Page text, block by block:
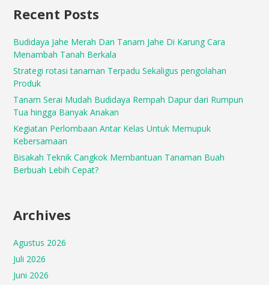
Recent Posts
Budidaya Jahe Merah Dan Tanam Jahe Di Karung Cara
Menambah Tanah Berkala
Strategi rotasi tanaman Terpadu Sekaligus pengolahan
Produk
Tanam Serai Mudah Budidaya Rempah Dapur dari Rumpun
Tua hingga Banyak Anakan
Kegiatan Perlombaan Antar Kelas Untuk Memupuk
Kebersamaan
Bisakah Teknik Cangkok Membantuan Tanaman Buah
Berbuah Lebih Cepat?
Archives
Agustus 2026
Juli 2026
Juni 2026